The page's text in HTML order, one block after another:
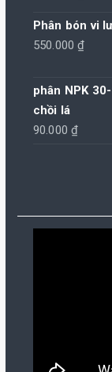
là:
Phân bón vi
550.000₫
phân NPK
chồi lá
90.000₫